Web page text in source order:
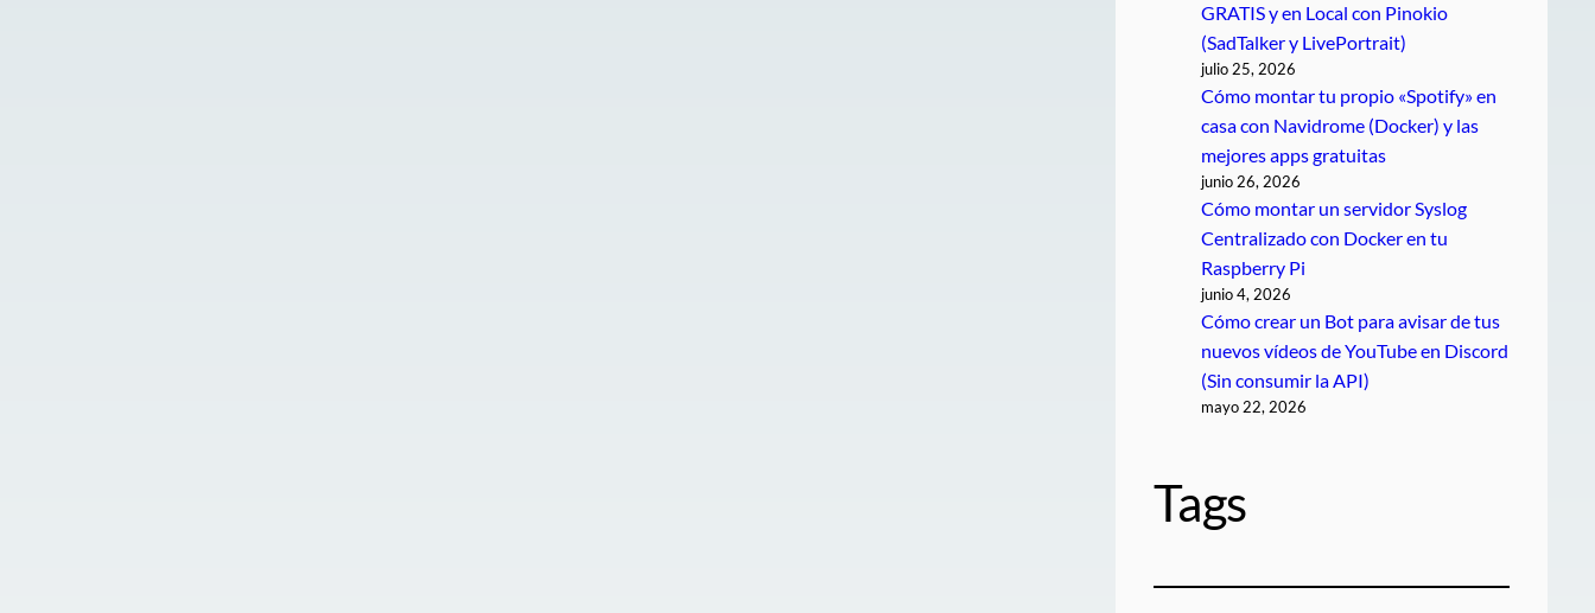
GRATIS y en Local con Pinokio
(SadTalker y LivePortrait)
julio 25, 2026
Cómo montar tu propio «Spotify» en
casa con Navidrome (Docker) y las
mejores apps gratuitas
junio 26, 2026
Cómo montar un servidor Syslog
Centralizado con Docker en tu
Raspberry Pi
junio 4, 2026
Cómo crear un Bot para avisar de tus
nuevos vídeos de YouTube en Discord
(Sin consumir la API)
mayo 22, 2026
Tags